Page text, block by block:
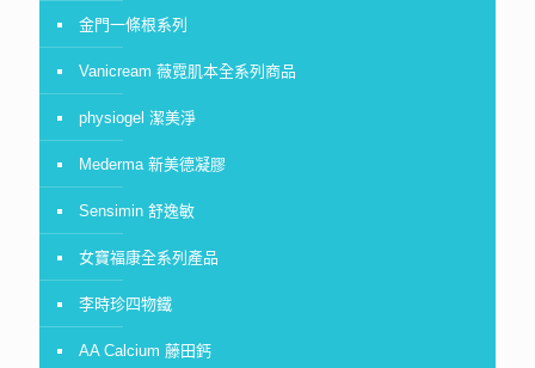
金門一條根系列
Vanicream 薇霓肌本全系列商品
physiogel 潔美淨
Mederma 新美德凝膠
Sensimin 舒逸敏
女寶福康全系列產品
李時珍四物鐵
AA Calcium 藤田鈣